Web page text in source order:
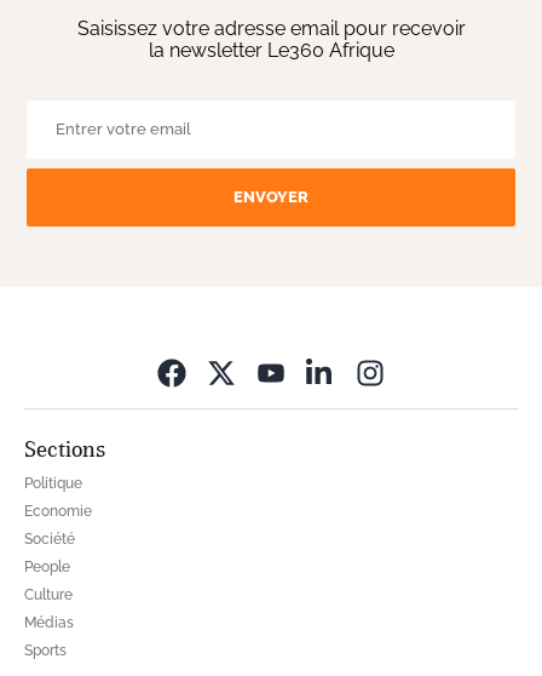
Saisissez votre adresse email pour recevoir
la newsletter Le360 Afrique
ENVOYER
Sections
Politique
Economie
Société
People
Culture
Médias
Sports